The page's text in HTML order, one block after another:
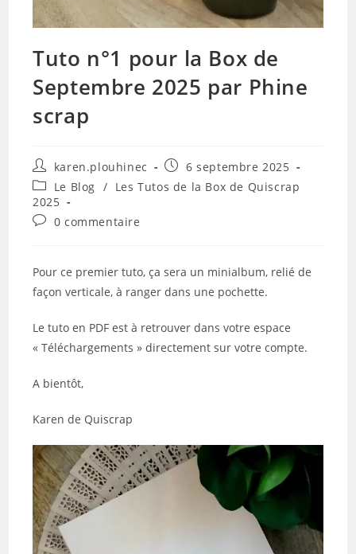
Tuto n°1 pour la Box de
Septembre 2025 par Phine
scrap
Auteur/autrice
de
la
publication :
karen.plouhinec
Publication
publiée :
6 septembre 2025
Post
category:
Le Blog / Les Tutos de la Box de Quiscrap
2025
Commentaires
publication :
0 commentaire
Pour ce premier tuto, ça sera un minialbum, relié de
façon verticale, à ranger dans une pochette.
Le tuto en PDF est à retrouver dans votre espace
« Téléchargements » directement sur votre compte.
A bientôt,
Karen de Quiscrap